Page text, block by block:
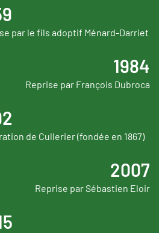
par le fils adoptif Ménard-Darriet
1984
Reprise par François Dubroca
de Cullerier (fondée en 1867)
2007
Reprise par Sébastien Eloir